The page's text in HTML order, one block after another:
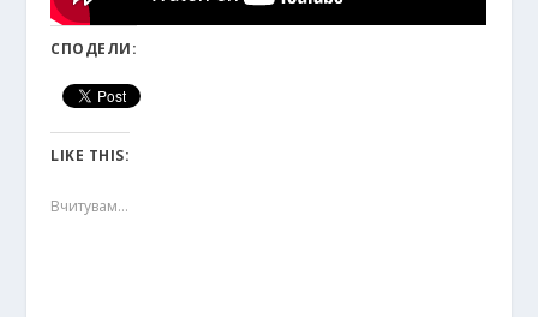
СПОДЕЛИ:
LIKE THIS:
Вчитувам...